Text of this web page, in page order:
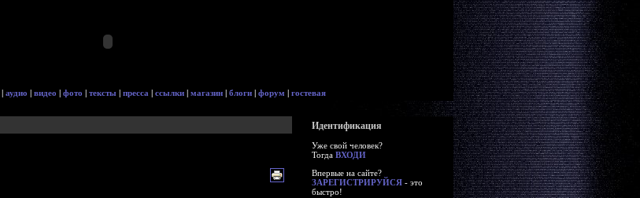
| аудио | видео | фото | тексты | пресса | ссылки | магазин | блоги | форум | гостевая
Идентификация
Уже свой человек?
Тогда ВХОДИ
Впервые на сайте?
ЗАРЕГИСТРИРУЙСЯ - это
быстро!